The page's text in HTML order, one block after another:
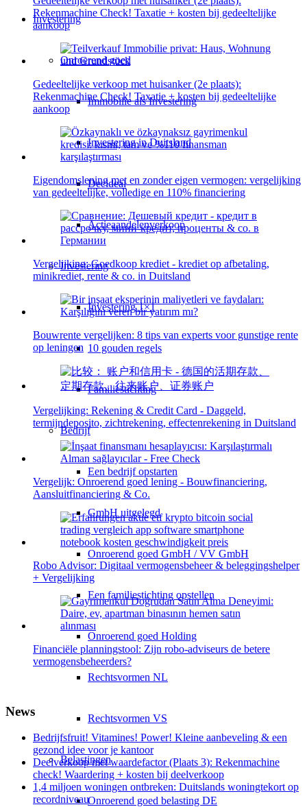
Investering
Onroerend goed
Immobilie als Investering
Investering in Duitsland
Deeldeal
Actieaandelenverkoop
Investering
Investering 1×1
10 gouden regels
Familiestichting
Bedrijf
Een bedrijf opstarten
GmbH uitgelegd
Onroerend goed GmbH / VV GmbH
Een familiestichting opstellen
Onroerend goed Holding
Rechtsvormen NL
Rechtsvormen VS
Belastingen
Onroerend goed belasting DE
Rekenmachine Check! Taxatie + kosten bij gedeeltelijke
aankoop
Gedeeltelijke verkoop met huisanker (2e plaats):
Rekenmachine Check! Taxatie + kosten bij gedeeltelijke
aankoop
Eigendomslening met en zonder eigen vermogen: vergelijking
van gedeeltelijke, volledige en 110% financiering
Vergelijking: Goedkoop krediet - krediet op afbetaling,
minikrediet, rente & co. in Duitsland
Bouwrente vergelijken: 8 tips van experts voor gunstige rente
op leningen
Vergelijking: Rekening & Credit Card - Daggeld,
termijndeposito, zichtrekening, effectenrekening in Duitsland
Vergelijk: Onroerend goed lening - Bouwfinanciering,
Aansluitfinanciering & Co.
Robo Advisor: Digitaal vermogensbeheer & beleggingshelper
+ Vergelijking
Financiële planningstool: Zijn robo-adviseurs de betere
vermogensbeheerders?
News
Bedrijfsfruit! Vitamines! Power! Kleine aanbeveling & een
gezond idee voor je kantoor
Deelverkoop met waardefactor (Plaats 3): Rekenmachine
check! Waardering + kosten bij deelverkoop
1,4 miljoen woningen ontbreken: Duitslands woningtekort op
recordniveau